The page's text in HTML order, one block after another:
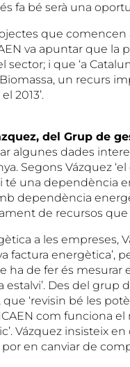
fa bé serà una
que comencen
va apuntar que
sector; i que ‘a
un recurs
2013’.
del Grup de
algunes dades
Segons Vázquez ‘el
té una dependència
dependència
de recursos que
a les empreses,
factura energètica’,
de fer és mesurar
Des del grup
‘revisin bé les
com funciona
Vázquez insisteix
en canviar de